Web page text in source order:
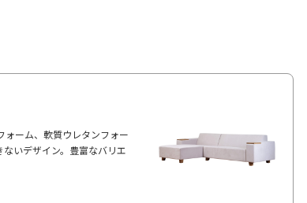
ォーム、軟質ウレタンフォー
いデザイン。豊富なバリエ